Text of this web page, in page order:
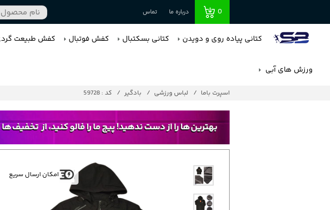
0 درباره ما تماس
کتانی پیاده روی و دویدن کتانی بسکتبال کفش فوتبال کفش طبیعت
ورزش های آبی
اسپرت باما لباس ورزشی بادگیر کد : 59728
امکان ارسال سریع